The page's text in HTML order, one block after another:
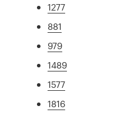
1277
881
979
1489
1577
1816